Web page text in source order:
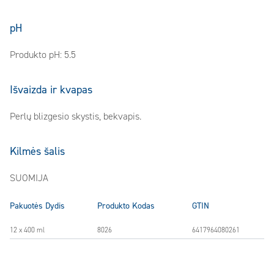
pH
Produkto pH: 5.5
Išvaizda ir kvapas
Perlų blizgesio skystis, bekvapis.
Kilmės šalis
SUOMIJA
Pakuotės Dydis Produkto Kodas GTIN
12 x 400 ml 8026 6417964080261